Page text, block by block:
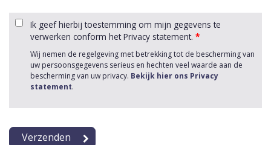
Ik geef hierbij toestemming om mijn gegevens te
verwerken conform het Privacy statement. *
Wij nemen de regelgeving met betrekking tot de bescherming van
uw persoonsgegevens serieus en hechten veel waarde aan de
bescherming van uw privacy. Bekijk hier ons Privacy
statement.